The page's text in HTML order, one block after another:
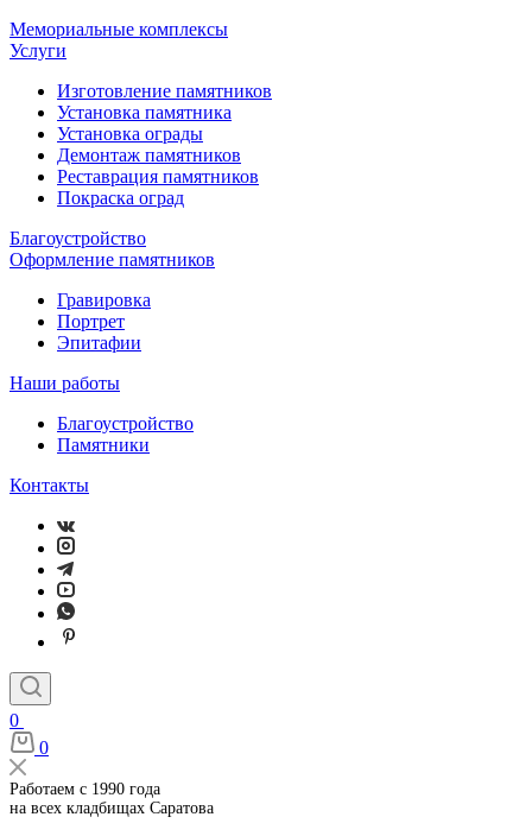
Мемориальные комплексы
Услуги
Изготовление памятников
Установка памятника
Установка ограды
Демонтаж памятников
Реставрация памятников
Покраска оград
Благоустройство
Оформление памятников
Гравировка
Портрет
Эпитафии
Наши работы
Благоустройство
Памятники
Контакты
0
0
Работаем с 1990 года
на всех кладбищах Саратова